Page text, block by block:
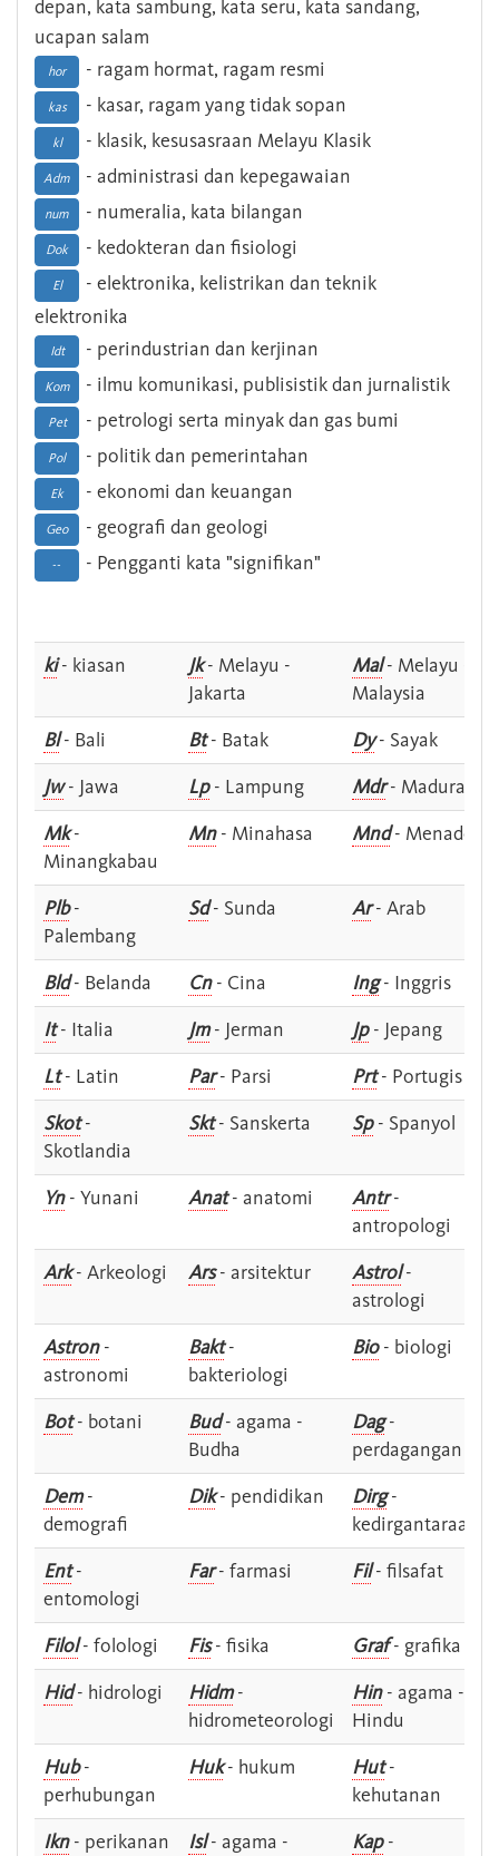
depan, kata sambung, kata seru, kata sandang,
ucapan salam
hor - ragam hormat, ragam resmi
kas - kasar, ragam yang tidak sopan
kl - klasik, kesusasraan Melayu Klasik
Adm - administrasi dan kepegawaian
num - numeralia, kata bilangan
Dok - kedokteran dan fisiologi
El
- elektronika, kelistrikan dan teknik
elektronika
Idt - perindustrian dan kerjinan
Kom - ilmu komunikasi, publisistik dan jurnalistik
Pet - petrologi serta minyak dan gas bumi
Pol - politik dan pemerintahan
Ek - ekonomi dan keuangan
Geo - geografi dan geologi
-- - Pengganti kata "signifikan"
ki- kiasan Jk- Melayu -
Jakarta
Mal- Melayu -
Malaysia
Bl- Bali Bt- Batak Dy- Sayak
Jw- Jawa Lp- Lampung Mdr- Madura
Mk-
Minangkabau
Mn- Minahasa Mnd- Menado
Plb-
Palembang
Sd- Sunda Ar- Arab
Bld- Belanda Cn- Cina Ing- Inggris
It- Italia Jm- Jerman Jp- Jepang
Lt- Latin Par- Parsi Prt- Portugis
Skot-
Skotlandia
Skt- Sanskerta Sp- Spanyol
Yn- Yunani Anat- anatomi Antr-
antropologi
Ark- Arkeologi Ars- arsitektur Astrol-
astrologi
Astron-
astronomi
Bakt-
bakteriologi
Bio- biologi
Bot- botani Bud- agama -
Budha
Dag-
perdagangan
Dem-
demografi
Dik- pendidikan Dirg-
kedirgantaraan
Ent-
entomologi
Far- farmasi Fil- filsafat
Filol- folologi Fis- fisika Graf- grafika
Hid- hidrologi Hidm-
hidrometeorologi
Hin- agama -
Hindu
Hub-
perhubungan
Huk- hukum Hut-
kehutanan
Ikn- perikanan Isl- agama -
Kap-